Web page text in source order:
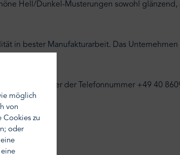
Hell/Dunkel-Musterungen sowohl glänzend,
in bester Manufakturarbeit. Das
uns auf unter der Telefonnummer +49 40
möglich
von
Cookies zu
oder